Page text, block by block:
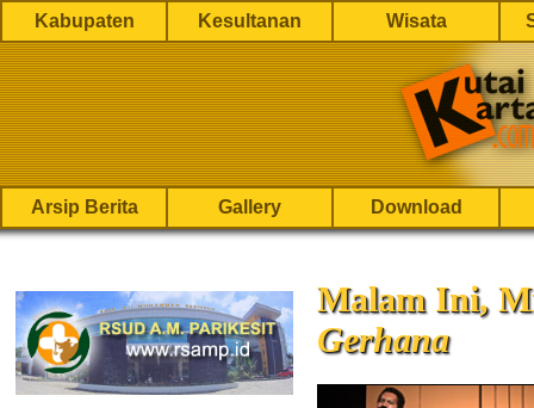
Kabupaten Kesultanan Wisata
Arsip Berita Gallery Download
Malam Ini,
Gerhana